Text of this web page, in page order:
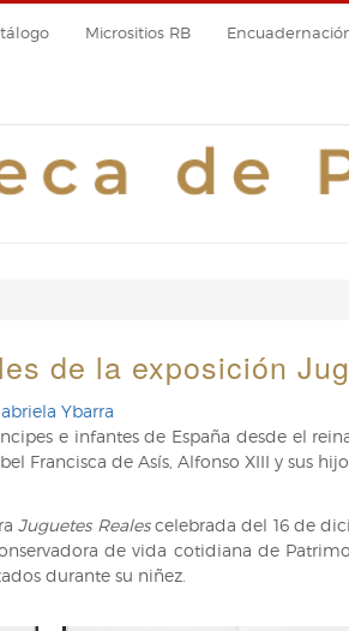
Micrositios RB
de la exposición
Ybarra
e infantes de España desde el
Francisca de Asís, Alfonso XIII y sus
Juguetes Realescelebrada del 16 de
de vida cotidiana de
durante su niñez.